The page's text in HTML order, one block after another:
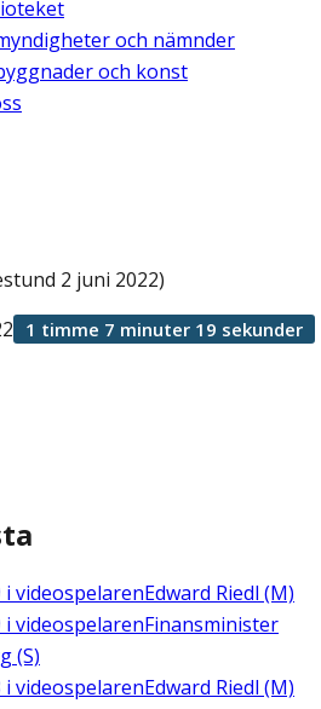
och nämnder
och konst
2 juni 2022)
1 timme 7 minuter 19 sekunder
i videospelarenEdward Riedl (M)
i videospelarenFinansminister
(S)
i videospelarenEdward Riedl (M)